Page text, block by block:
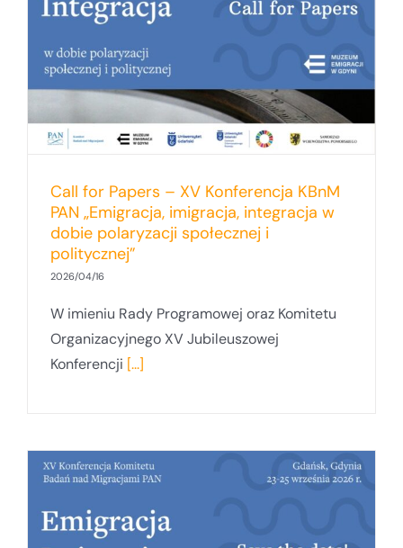
Call for Papers – XV Konferencja KBnM
PAN „Emigracja, imigracja, integracja w
dobie polaryzacji społecznej i
politycznej”
2026/04/16
W imieniu Rady Programowej oraz Komitetu
Organizacyjnego XV Jubileuszowej
Konferencji [...]